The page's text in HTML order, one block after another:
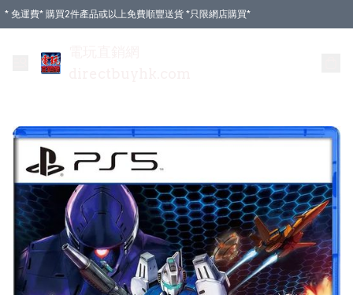
* 免運費* 購買2件產品或以上免費順豐送貨 *只限網店購買*